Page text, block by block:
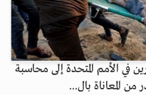
في الأمم المتحدة إلى محاسبة
المعاناة بال...